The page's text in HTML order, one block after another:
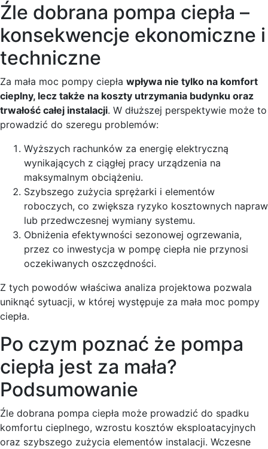
Źle dobrana pompa ciepła –
konsekwencje ekonomiczne i
techniczne
Za mała moc pompy ciepła wpływa nie tylko na komfort
cieplny, lecz także na koszty utrzymania budynku oraz
trwałość całej instalacji. W dłuższej perspektywie może to
prowadzić do szeregu problemów:
Wyższych rachunków za energię elektryczną
wynikających z ciągłej pracy urządzenia na
maksymalnym obciążeniu.
Szybszego zużycia sprężarki i elementów
roboczych, co zwiększa ryzyko kosztownych napraw
lub przedwczesnej wymiany systemu.
Obniżenia efektywności sezonowej ogrzewania,
przez co inwestycja w pompę ciepła nie przynosi
oczekiwanych oszczędności.
Z tych powodów właściwa analiza projektowa pozwala
uniknąć sytuacji, w której występuje za mała moc pompy
ciepła.
Po czym poznać że pompa
ciepła jest za mała?
Podsumowanie
Źle dobrana pompa ciepła może prowadzić do spadku
komfortu cieplnego, wzrostu kosztów eksploatacyjnych
oraz szybszego zużycia elementów instalacji. Wczesne